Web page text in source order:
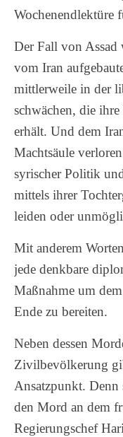
Wochenendlektüre
Der Fall von Assad
vom Iran
mittlerweile in der
schwächen, die
erhält. Und dem
Machtsäule
syrischer Politik
mittels ihrer
leiden oder
Mit anderem
jede denkbare
Maßnahme um
Ende zu bereiten.
Neben dessen
Zivilbevölkerung
Ansatzpunkt. Denn
den Mord an dem
Regierungschef